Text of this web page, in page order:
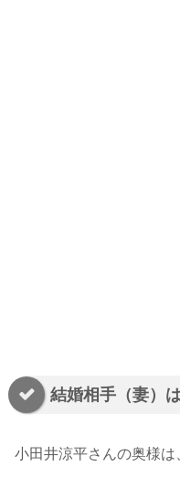
結婚相手（妻）
小田井涼平さんの奥様は